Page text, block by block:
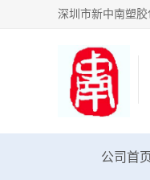
公司首页